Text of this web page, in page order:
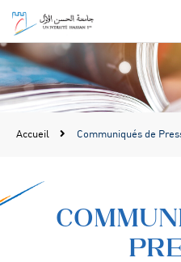
Accueil Communiqués de